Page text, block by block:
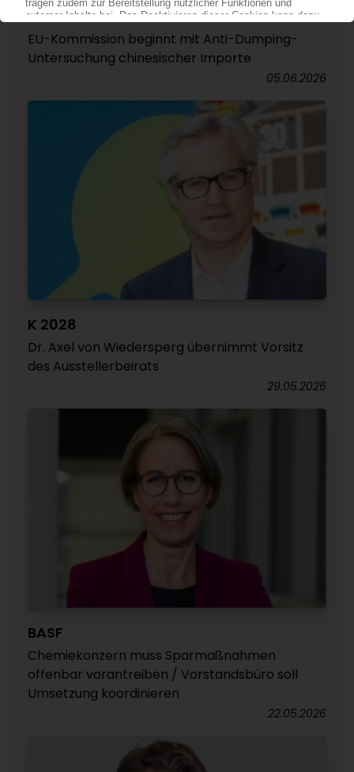
AROMATISCHE COPOLYESTER
EU-Kommission beginnt mit Anti-Dumping-
Untersuchung chinesischer Importe
05.06.2026
K 2028
Dr. Axel von Wiedersperg übernimmt Vorsitz
des Ausstellerbeirats
29.05.2026
BASF
Chemiekonzern muss Sparmaßnahmen
offenbar vorantreiben / Vorstandsbüro soll
Umsetzung koordinieren
22.05.2026